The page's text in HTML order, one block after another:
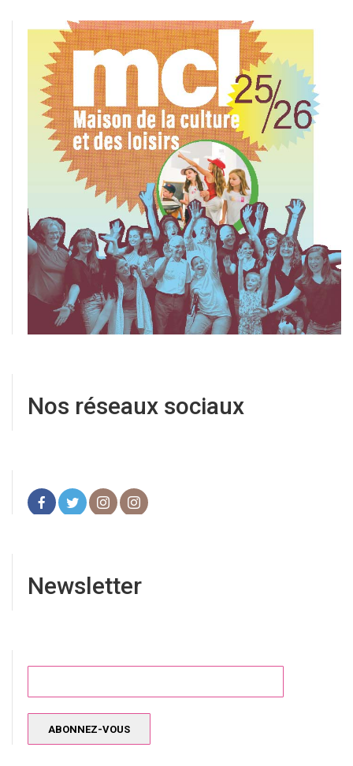
Nos réseaux sociaux
Newsletter